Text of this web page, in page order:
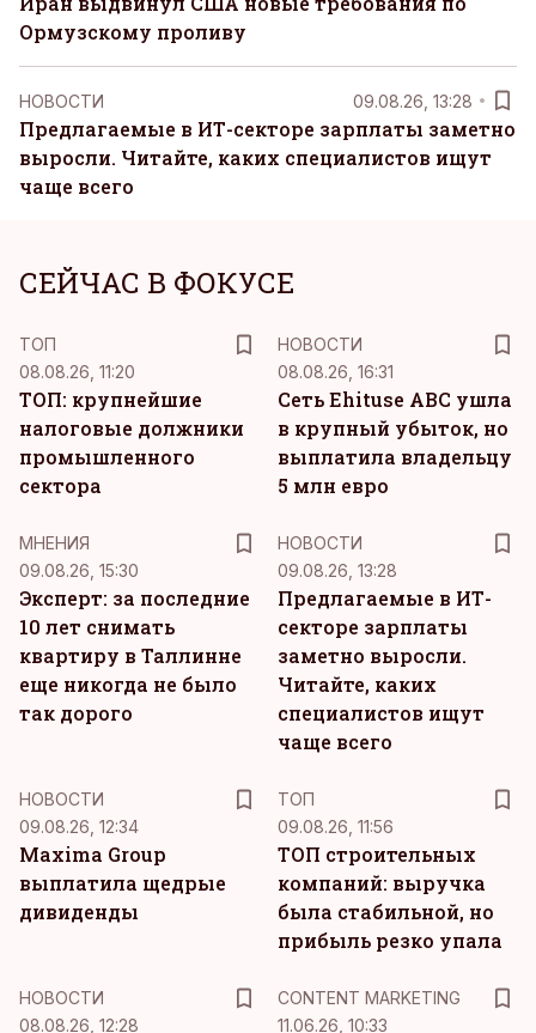
Ормузскому проливу
НОВОСТИ 09.08.26, 13:28
Предлагаемые в ИТ-секторе зарплаты заметно
выросли. Читайте, каких специалистов ищут
чаще всего
СЕЙЧАС В ФОКУСЕ
ТОП
08.08.26, 11:20
ТОП: крупнейшие
налоговые должники
промышленного
сектора
НОВОСТИ
08.08.26, 16:31
Сеть Ehituse ABC ушла
в крупный убыток, но
выплатила владельцу
5 млн евро
MНЕНИЯ
09.08.26, 15:30
Эксперт: за последние
10 лет снимать
квартиру в Таллинне
еще никогда не было
так дорого
НОВОСТИ
09.08.26, 13:28
Предлагаемые в ИТ-
секторе зарплаты
заметно выросли.
Читайте, каких
специалистов ищут
чаще всего
НОВОСТИ
09.08.26, 12:34
Maxima Group
выплатила щедрые
дивиденды
ТОП
09.08.26, 11:56
ТОП строительных
компаний: выручка
была стабильной, но
прибыль резко упала
НОВОСТИ
08.08.26, 12:28
CONTENT MARKETING
11.06.26, 10:33